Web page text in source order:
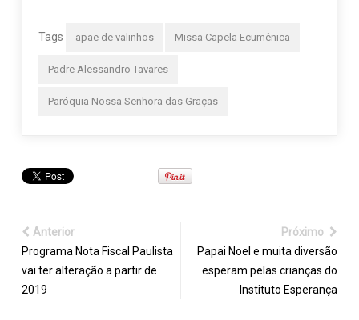
Tags apae de valinhos Missa Capela Ecumênica
Padre Alessandro Tavares
Paróquia Nossa Senhora das Graças
Anterior
Programa Nota Fiscal Paulista
vai ter alteração a partir de
2019
Próximo
Papai Noel e muita diversão
esperam pelas crianças do
Instituto Esperança